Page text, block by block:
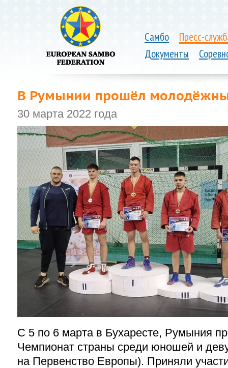
Самбо
Пресс-
Документы
В Румынии прошёл
30 марта 2022 года
С 5 по 6 марта в Бухаресте, Румыния
Чемпионат страны среди юношей и
на Первенство Европы). Приняли